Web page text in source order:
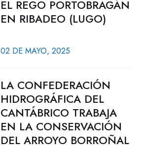
EL REGO PORTOBRAGÁN
EN RIBADEO (LUGO)
02 DE MAYO, 2025
LA CONFEDERACIÓN
HIDROGRÁFICA DEL
CANTÁBRICO TRABAJA
EN LA CONSERVACIÓN
DEL ARROYO BORROÑAL